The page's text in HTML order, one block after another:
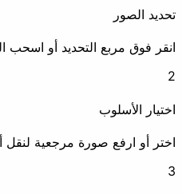
إزالة بيانات EXIF
الصور
فوق مربع التحديد أو اسحب
الأسلوب
أو ارفع صورة مرجعية لنقل